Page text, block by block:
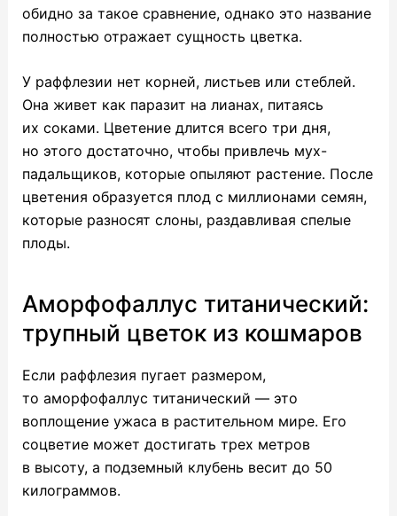
обидно за такое сравнение, однако это название
полностью отражает сущность цветка.
У раффлезии нет корней, листьев или стеблей.
Она живет как паразит на лианах, питаясь
их соками. Цветение длится всего три дня,
но этого достаточно, чтобы привлечь мух-
падальщиков, которые опыляют растение. После
цветения образуется плод с миллионами семян,
которые разносят слоны, раздавливая спелые
плоды.
Аморфофаллус титанический:
трупный цветок из кошмаров
Если раффлезия пугает размером,
то аморфофаллус титанический — это
воплощение ужаса в растительном мире. Его
соцветие может достигать трех метров
в высоту, а подземный клубень весит до 50
килограммов.